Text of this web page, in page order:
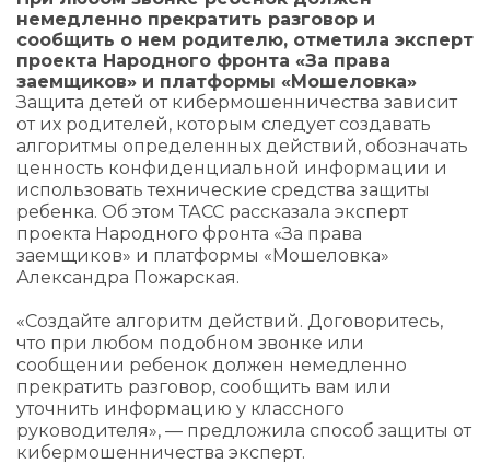
немедленно прекратить разговор и
сообщить о нем родителю, отметила эксперт
проекта Народного фронта «За права
заемщиков» и платформы «Мошеловка»
Защита детей от кибермошенничества зависит
от их родителей, которым следует создавать
алгоритмы определенных действий, обозначать
ценность конфиденциальной информации и
использовать технические средства защиты
ребенка. Об этом ТАСС рассказала эксперт
проекта Народного фронта «За права
заемщиков» и платформы «Мошеловка»
Александра Пожарская.
«Создайте алгоритм действий. Договоритесь,
что при любом подобном звонке или
сообщении ребенок должен немедленно
прекратить разговор, сообщить вам или
уточнить информацию у классного
руководителя», — предложила способ защиты от
кибермошенничества эксперт.